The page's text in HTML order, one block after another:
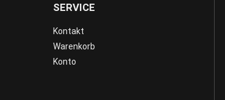
SERVICE
Kontakt
Warenkorb
Konto